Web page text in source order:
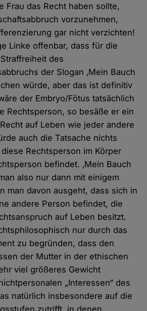
Frau das Recht haben sollte,
vorzunehmen,
gar nicht verzichten!
Linke offenbar, dass für die
des
der Slogan ‚Mein Bauch
würde, aber das ist definitiv
der Embryo/Fötus tatsächlich
Rechtsperson, so besäße er ein
auf Leben wie jeder andere
auch die Tatsache nichts
Rechtsperson im Körper
befindet. ‚Mein Bauch
also nur dann mit einigem
man davon ausgeht, dass sich in
andere Person befindet, die
auf Leben besitzt.
nur durch das
zu begründen, dass den
der Mutter in der ethischen
viel größeres Gewicht
„Interessen“ des
natürlich insbesondere auf die